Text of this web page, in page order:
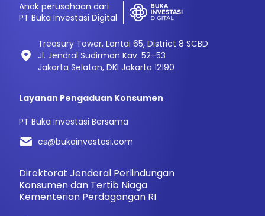
Anak perusahaan dari
PT Buka Investasi Digital
Treasury Tower, Lantai 65, District 8 SCBD
Jl. Jendral Sudirman Kav. 52–53
Jakarta Selatan, DKI Jakarta 12190
Layanan Pengaduan Konsumen
PT Buka Investasi Bersama
cs@bukainvestasi.com
Direktorat Jenderal Perlindungan
Konsumen dan Tertib Niaga
Kementerian Perdagangan RI